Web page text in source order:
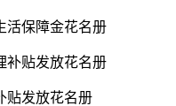
活保障金花名册
补贴发放花名册
贴发放花名册